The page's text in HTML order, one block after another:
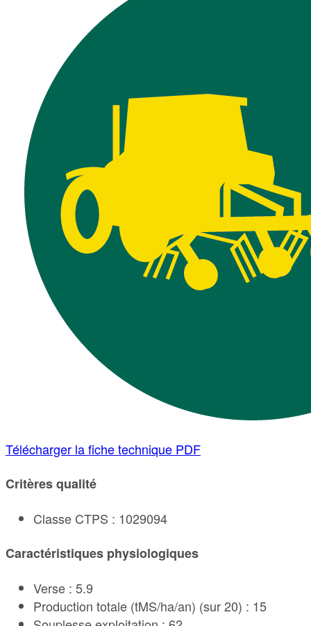
Télécharger la fiche technique PDF
Critères qualité
Classe CTPS : 1029094
Caractéristiques physiologiques
Verse : 5.9
Production totale (tMS/ha/an) (sur 20) : 15